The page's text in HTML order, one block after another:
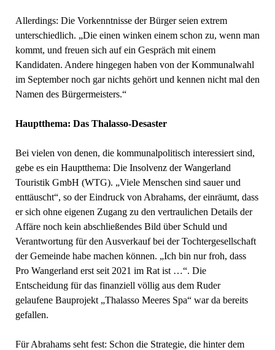
Allerdings: Die Vorkenntnisse der Bürger seien extrem
unterschiedlich. „Die einen winken einem schon zu, wenn man
kommt, und freuen sich auf ein Gespräch mit einem
Kandidaten. Andere hingegen haben von der Kommunalwahl
im September noch gar nichts gehört und kennen nicht mal den
Namen des Bürgermeisters.“
Hauptthema: Das Thalasso-Desaster
Bei vielen von denen, die kommunalpolitisch interessiert sind,
gebe es ein Hauptthema: Die Insolvenz der Wangerland
Touristik GmbH (WTG). „Viele Menschen sind sauer und
enttäuscht“, so der Eindruck von Abrahams, der einräumt, dass
er sich ohne eigenen Zugang zu den vertraulichen Details der
Affäre noch kein abschließendes Bild über Schuld und
Verantwortung für den Ausverkauf bei der Tochtergesellschaft
der Gemeinde habe machen können. „Ich bin nur froh, dass
Pro Wangerland erst seit 2021 im Rat ist …“. Die
Entscheidung für das finanziell völlig aus dem Ruder
gelaufene Bauprojekt „Thalasso Meeres Spa“ war da bereits
gefallen.
Für Abrahams seht fest: Schon die Strategie, die hinter dem